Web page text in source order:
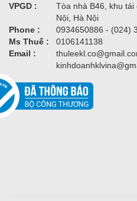
VPGD :
Tòa nhà B46, khu
Nội, Hà Nội
Phone :
0934650886 - (024)
Ms Thuế :
0106141138
Email :